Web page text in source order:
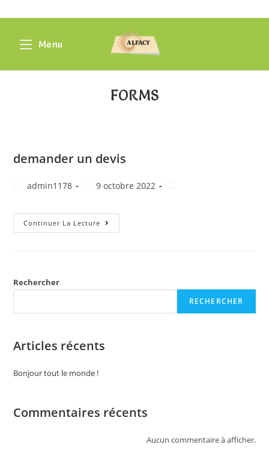
Menu
FORMS
demander un devis
admin1178 9 octobre 2022
Continuer La Lecture
Rechercher
RECHERCHER
Articles récents
Bonjour tout le monde !
Commentaires récents
Aucun commentaire à afficher.